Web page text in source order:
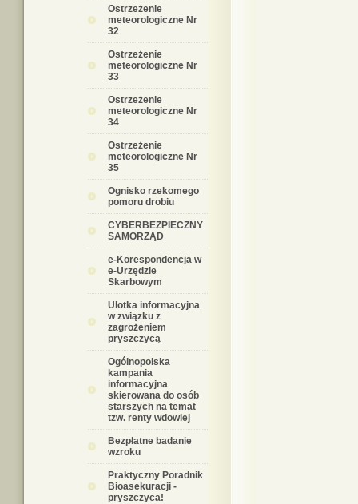
Ostrzeżenie
meteorologiczne Nr
32
Ostrzeżenie
meteorologiczne Nr
33
Ostrzeżenie
meteorologiczne Nr
34
Ostrzeżenie
meteorologiczne Nr
35
Ognisko rzekomego
pomoru drobiu
CYBERBEZPIECZNY
SAMORZĄD
e-Korespondencja w
e-Urzędzie
Skarbowym
Ulotka informacyjna
w związku z
zagrożeniem
pryszczycą
Ogólnopolska
kampania
informacyjna
skierowana do osób
starszych na temat
tzw. renty wdowiej
Bezpłatne badanie
wzroku
Praktyczny Poradnik
Bioasekuracji -
pryszczyca!